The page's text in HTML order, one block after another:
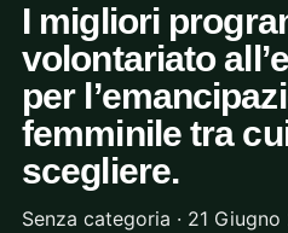
I migliori
volontariato
per
femminile tra
scegliere.
Senza categoria · 21